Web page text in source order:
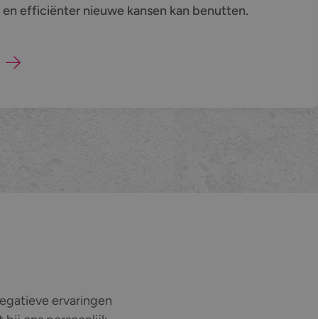
efficiënter nieuwe kansen kan benutten.
ervaringen